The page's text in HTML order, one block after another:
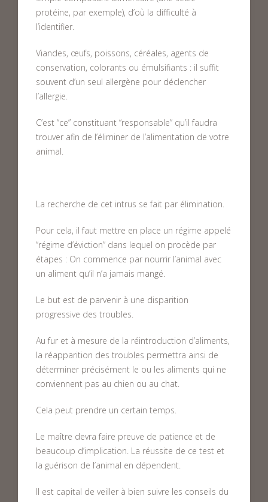
protéine, par exemple), d’où la difficulté à
l’identifier.
Viandes, œufs, poissons, céréales, agents de
conservation, colorants ou émulsifiants : il suffit
souvent d’un seul allergène pour déclencher
l’allergie.
C’est “ce” constituant “responsable” qu’il faudra
trouver afin de l’éliminer de l’alimentation de votre
animal.
La recherche de cet intrus se fait par élimination.
Pour cela, il faut mettre en place un régime appelé
“régime d’éviction” dans lequel on procède par
étapes : On commence par nourrir l’animal avec
un aliment qu’il n’a jamais mangé.
Le but est de parvenir à une disparition
progressive des troubles.
Au fur et à mesure de la réintroduction d’aliments,
la réapparition des troubles permettra ainsi de
déterminer précisément le ou les aliments qui ne
conviennent pas au chien ou au chat.
Cela peut prendre un certain temps.
Le maître devra faire preuve de patience et de
beaucoup d’implication. La réussite de ce test et
la guérison de l’animal en dépendent.
Il est capital de veiller à bien suivre les conseils du